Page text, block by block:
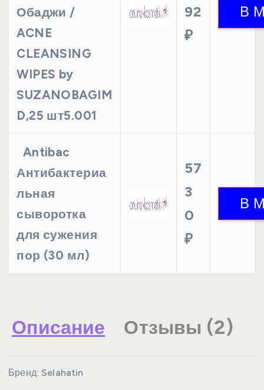
Обаджи /
ACNE
CLEANSING
WIPES by
SUZANOBAGIM
D,25 шт5.001
92
₽
Antibac
Антибактериа
льная
сыворотка
для сужения
пор (30 мл)
57
3
0
₽
Описание Отзывы (2)
Бренд: Selahatin